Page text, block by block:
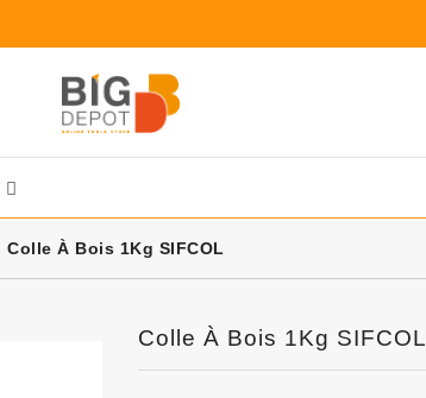
Colle À Bois 1Kg SIFCOL
Colle À Bois 1Kg SIFCOL